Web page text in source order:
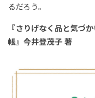
るだろう。
『さりげなく品と気づ
帳』今井登茂子 著